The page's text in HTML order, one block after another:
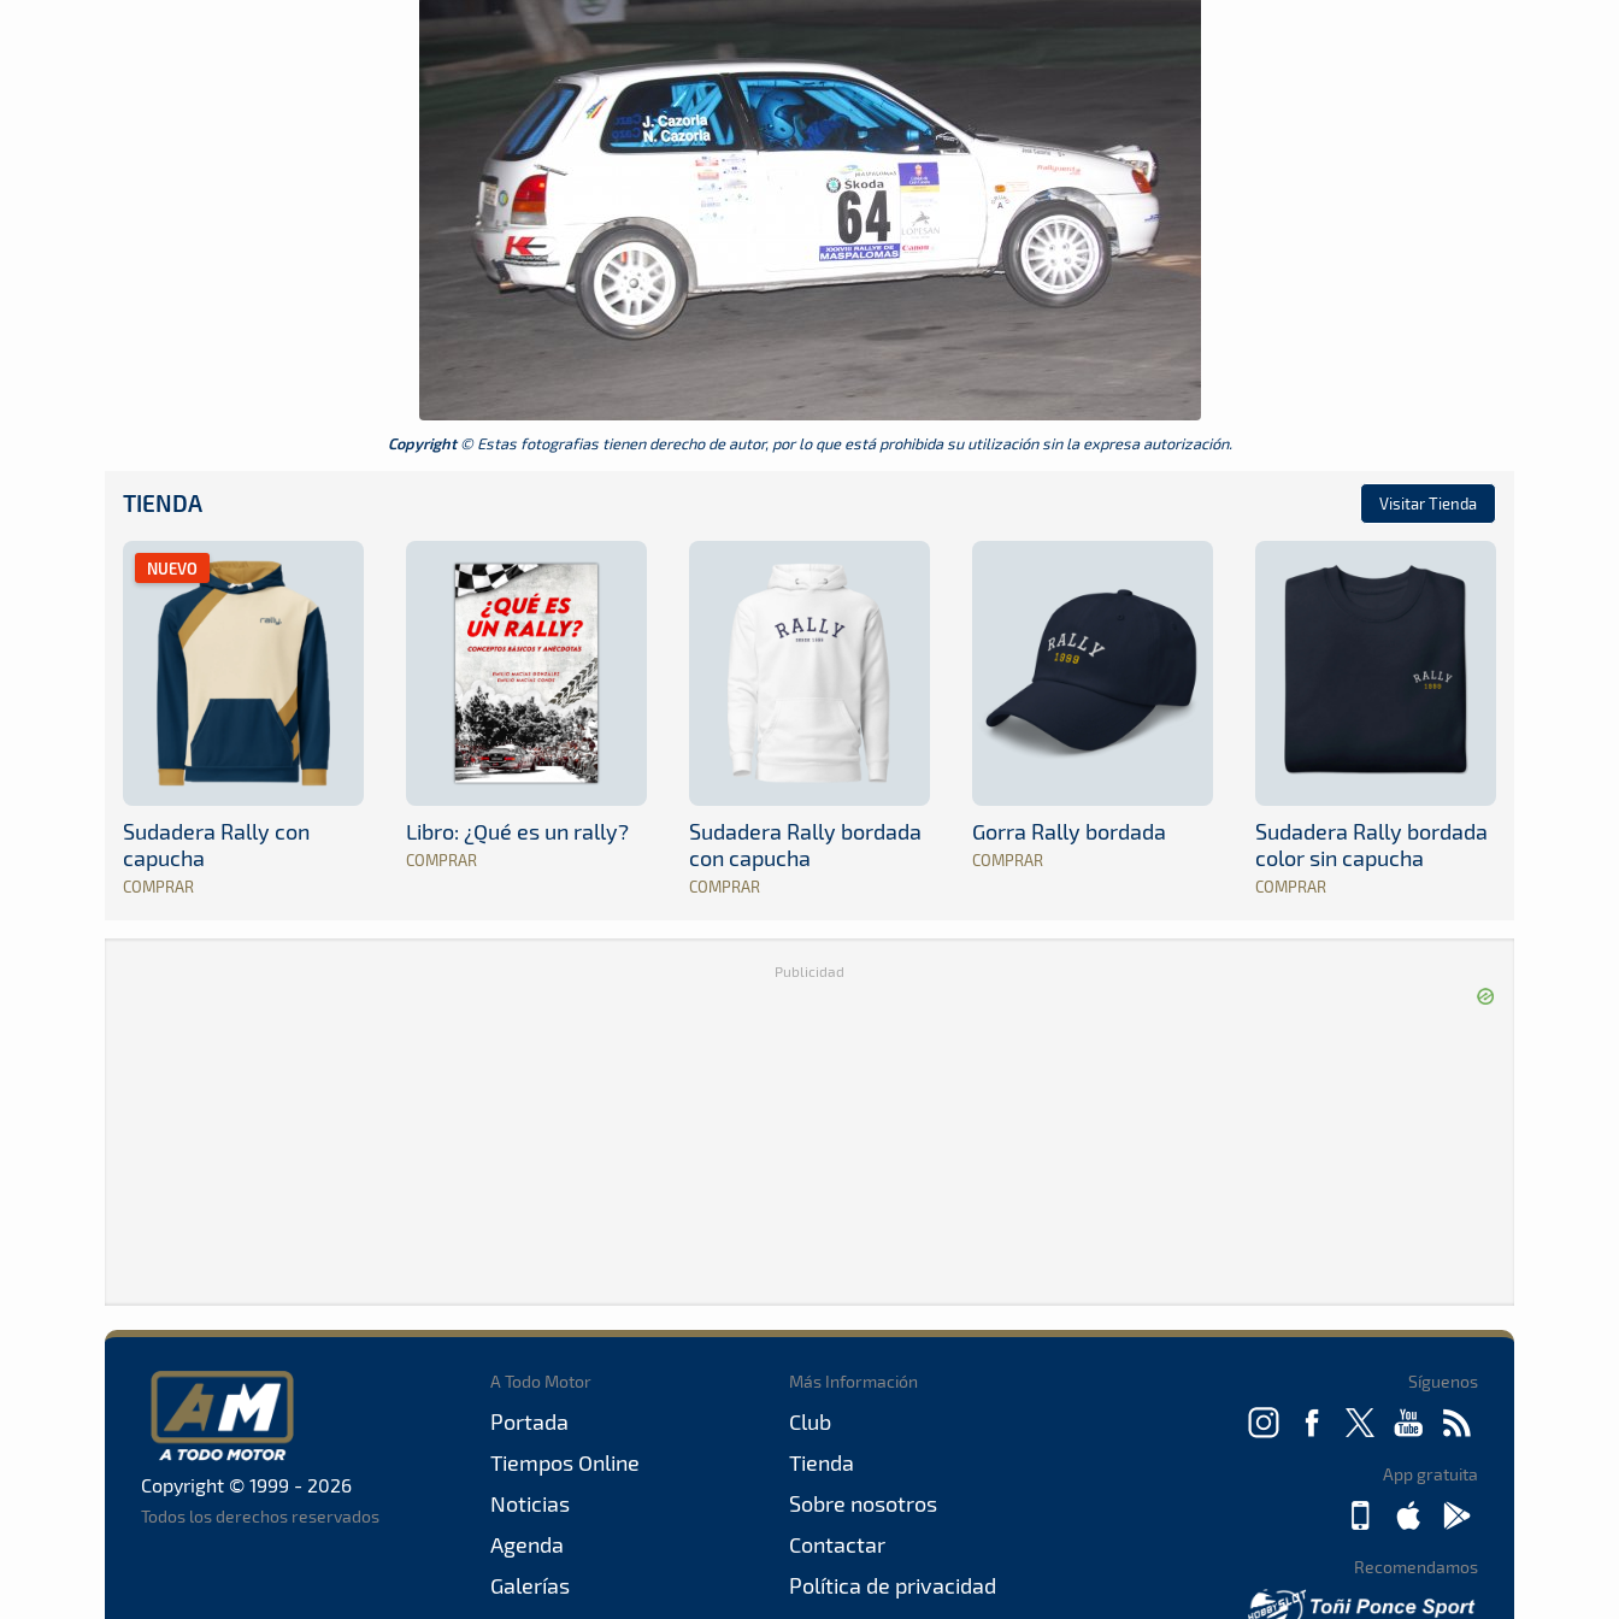
Copyright© Estas fotografias tienen derecho de autor, por lo que está prohibida su utilización sin la expresa autorización.
TIENDA Visitar Tienda
NUEVO
Sudadera Rally con
capucha
COMPRAR
Libro: ¿Qué es un rally?
COMPRAR
Sudadera Rally bordada
con capucha
COMPRAR
Gorra Rally bordada
COMPRAR
Sudadera Rally bordada
color sin capucha
COMPRAR
Publicidad
Copyright © 1999 - 2026
Todos los derechos reservados
A Todo Motor
Portada
Tiempos Online
Noticias
Agenda
Galerías
Más Información
Club
Tienda
Sobre nosotros
Contactar
Política de privacidad
Síguenos
App gratuita
Recomendamos